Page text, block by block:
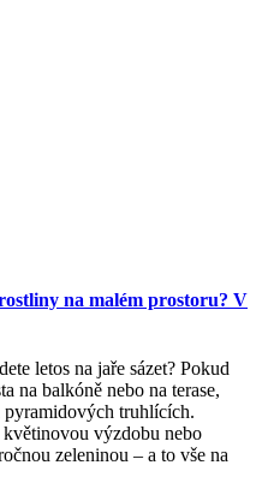
na malém prostoru? V
letos na jaře sázet? Pokud
na balkóně nebo na terase,
pyramidových truhlících.
výzdobu nebo
zeleninou – a to vše na